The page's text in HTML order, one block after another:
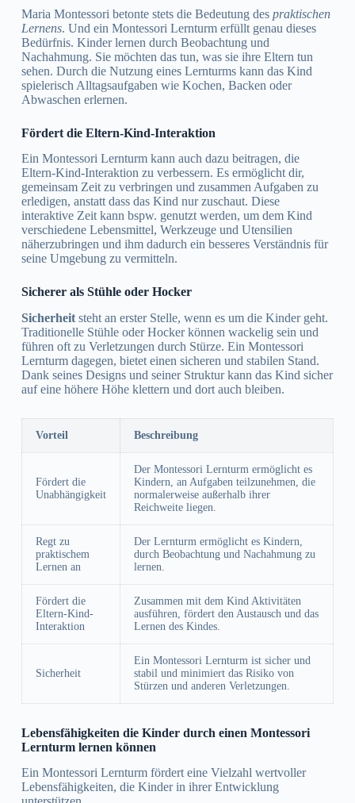
Maria Montessori betonte stets die Bedeutung des praktischen
Lernens. Und ein Montessori Lernturm erfüllt genau dieses
Bedürfnis. Kinder lernen durch Beobachtung und
Nachahmung. Sie möchten das tun, was sie ihre Eltern tun
sehen. Durch die Nutzung eines Lernturms kann das Kind
spielerisch Alltagsaufgaben wie Kochen, Backen oder
Abwaschen erlernen.
Fördert die Eltern-Kind-Interaktion
Ein Montessori Lernturm kann auch dazu beitragen, die
Eltern-Kind-Interaktion zu verbessern. Es ermöglicht dir,
gemeinsam Zeit zu verbringen und zusammen Aufgaben zu
erledigen, anstatt dass das Kind nur zuschaut. Diese
interaktive Zeit kann bspw. genutzt werden, um dem Kind
verschiedene Lebensmittel, Werkzeuge und Utensilien
näherzubringen und ihm dadurch ein besseres Verständnis für
seine Umgebung zu vermitteln.
Sicherer als Stühle oder Hocker
Sicherheitsteht an erster Stelle, wenn es um die Kinder geht.
Traditionelle Stühle oder Hocker können wackelig sein und
führen oft zu Verletzungen durch Stürze. Ein Montessori
Lernturm dagegen, bietet einen sicheren und stabilen Stand.
Dank seines Designs und seiner Struktur kann das Kind sicher
auf eine höhere Höhe klettern und dort auch bleiben.
Vorteil Beschreibung
Fördert die
Unabhängigkeit
Der Montessori Lernturm ermöglicht es
Kindern, an Aufgaben teilzunehmen, die
normalerweise außerhalb ihrer
Reichweite liegen.
Regt zu
praktischem
Lernen an
Der Lernturm ermöglicht es Kindern,
durch Beobachtung und Nachahmung zu
lernen.
Fördert die
Eltern-Kind-
Interaktion
Zusammen mit dem Kind Aktivitäten
ausführen, fördert den Austausch und das
Lernen des Kindes.
Sicherheit
Ein Montessori Lernturm ist sicher und
stabil und minimiert das Risiko von
Stürzen und anderen Verletzungen.
Lebensfähigkeiten die Kinder durch einen Montessori
Lernturm lernen können
Ein Montessori Lernturm fördert eine Vielzahl wertvoller
Lebensfähigkeiten, die Kinder in ihrer Entwicklung